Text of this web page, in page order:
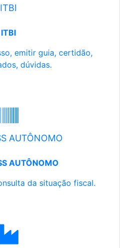
ITBI
ITBI
emitir guia, certidão,
dúvidas.
AUTÔNOMO
AUTÔNOMO
da situação fiscal.